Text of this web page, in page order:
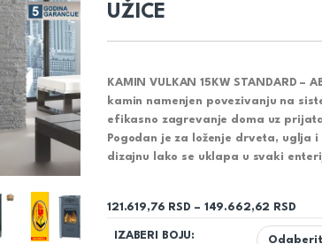
UŽICE
KAMIN VULKAN 15KW STANDARD –
kamin namenjen povezivanju na
efikasno zagrevanje doma uz
Pogodan je za loženje drveta, uglja
dizajnu lako se uklapa u svaki
121.619,76 RSD – 149.662,62 RSD
IZABERI BOJU: